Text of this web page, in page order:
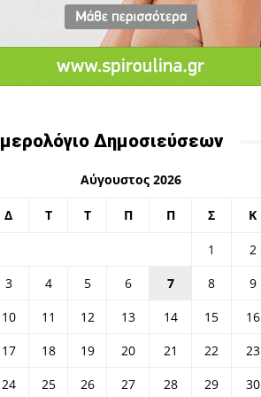
Δημοσιεύσεων
Αύγουστος 2026
Δ Τ Τ Π Π Σ Κ
1
2
3
4 5 6 7 8
9
10
11 12 13 14 15
16
17
18 19 20 21 22
23
24
25 26 27 28 29 30